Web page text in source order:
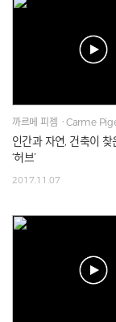
까르메 피젬ㆍCarme
인간과 자연, 건축이 찾
‘허브’
2017.11.07